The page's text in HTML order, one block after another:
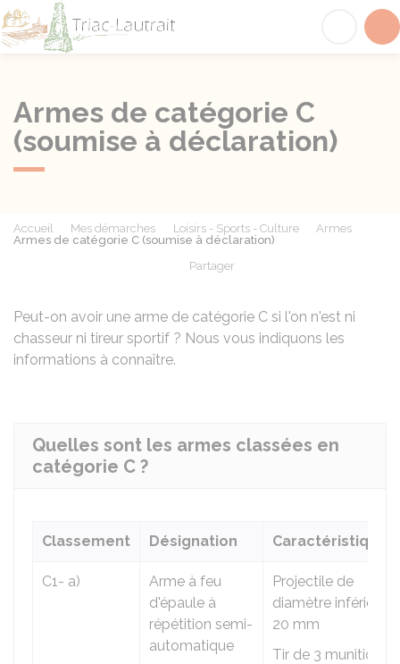
Armes de catégorie C
(soumise à déclaration)
Accueil Mes démarches Loisirs - Sports - Culture
Armes
Armes de catégorie C (soumise à déclaration)
Partager
Peut-on avoir une arme de catégorie C si l'on n'est ni
chasseur ni tireur sportif ? Nous vous indiquons les
informations à connaître.
Quelles sont les armes classées en
catégorie C ?
Classement Désignation Caractéristiques
C1- a)
Arme à feu
d'épaule à
répétition semi-
automatique
Projectile de
diamètre inférieur à
20 mm
Tir de 3 munitions